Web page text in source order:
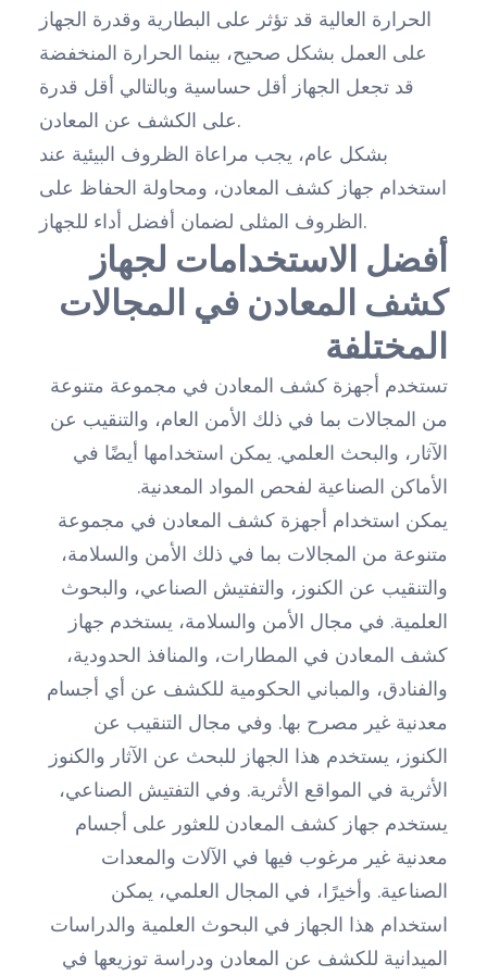
الحرارة العالية قد تؤثر على البطارية وقدرة الجهاز
على العمل بشكل صحيح، بينما الحرارة المنخفضة
قد تجعل الجهاز أقل حساسية وبالتالي أقل قدرة
على الكشف عن المعادن.
بشكل عام، يجب مراعاة الظروف البيئية عند
استخدام جهاز كشف المعادن، ومحاولة الحفاظ على
الظروف المثلى لضمان أفضل أداء للجهاز.
أفضل الاستخدامات لجهاز
كشف المعادن في المجالات
المختلفة
تستخدم أجهزة كشف المعادن في مجموعة متنوعة
من المجالات بما في ذلك الأمن العام، والتنقيب عن
الآثار، والبحث العلمي. يمكن استخدامها أيضًا في
الأماكن الصناعية لفحص المواد المعدنية.
يمكن استخدام أجهزة كشف المعادن في مجموعة
متنوعة من المجالات بما في ذلك الأمن والسلامة،
والتنقيب عن الكنوز، والتفتيش الصناعي، والبحوث
العلمية. في مجال الأمن والسلامة، يستخدم جهاز
كشف المعادن في المطارات، والمنافذ الحدودية،
والفنادق، والمباني الحكومية للكشف عن أي أجسام
معدنية غير مصرح بها. وفي مجال التنقيب عن
الكنوز، يستخدم هذا الجهاز للبحث عن الآثار والكنوز
الأثرية في المواقع الأثرية. وفي التفتيش الصناعي،
يستخدم جهاز كشف المعادن للعثور على أجسام
معدنية غير مرغوب فيها في الآلات والمعدات
الصناعية. وأخيرًا، في المجال العلمي، يمكن
استخدام هذا الجهاز في البحوث العلمية والدراسات
الميدانية للكشف عن المعادن ودراسة توزيعها في